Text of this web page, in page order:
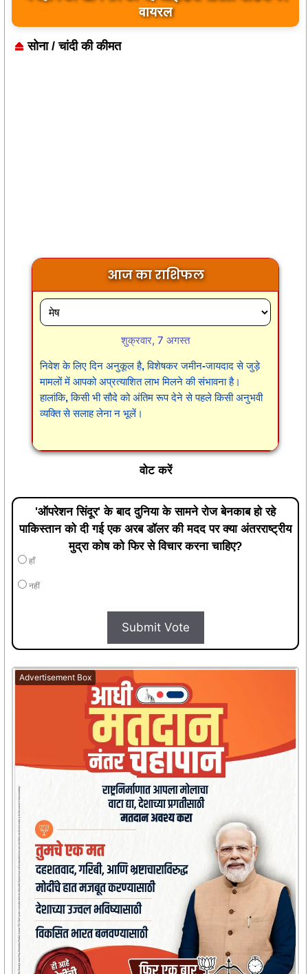
बयान पर भारत के केंद्रीय मंत्रियों की कड़ी प्रतिक्रिया
सोना / चांदी की कीमत
आज का राशिफल
शुक्रवार, 7 अगस्त
निवेश के लिए दिन अनुकूल है, विशेषकर जमीन-जायदाद से जुड़े
मामलों में आपको अप्रत्याशित लाभ मिलने की संभावना है।
हालांकि, किसी भी सौदे को अंतिम रूप देने से पहले किसी अनुभवी
व्यक्ति से सलाह लेना न भूलें।
वोट करें
'ऑपरेशन सिंदूर' के बाद दुनिया के सामने रोज बेनकाब हो रहे
पाकिस्तान को दी गई एक अरब डॉलर की मदद पर क्या अंतरराष्ट्रीय
मुद्रा कोष को फिर से विचार करना चाहिए?
हाँ
नहीं
Submit Vote
Advertisement Box